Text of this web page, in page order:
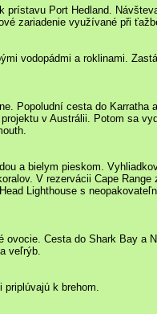
prístavu Port Hedland.
zariadenie využívané při
vodopádmi a roklinami.
Popoludní cesta do Karratha
v Austrálii. Potom sa
a bielym pieskom.
V rezervácii Cape
Lighthouse s
ovocie. Cesta do Shark Bay a
veľrýb.
k brehom.